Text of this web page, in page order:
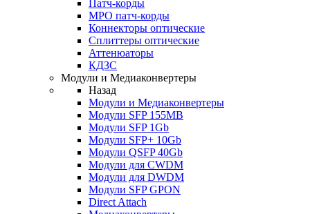
Патч-корды
MPO патч-корды
Коннекторы оптические
Сплиттеры оптические
Аттенюаторы
КДЗС
Модули и Медиаконвертеры
Назад
Модули и Медиаконвертеры
Модули SFP 155MB
Модули SFP 1Gb
Модули SFP+ 10Gb
Модули QSFP 40Gb
Модули для CWDM
Модули для DWDM
Модули SFP GPON
Direct Attach